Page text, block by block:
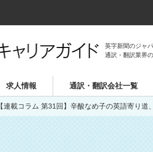
英字新聞のジャ
通訳・翻訳業界
求人情報 通訳・翻訳会社一覧
【連載コラム 第31回】辛酸なめ子の英語寄り道